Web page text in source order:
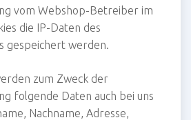
vom Webshop-Betreiber im
die IP-Daten des
gespeichert werden.
zum Zweck der
folgende Daten auch bei uns
Nachname, Adresse,